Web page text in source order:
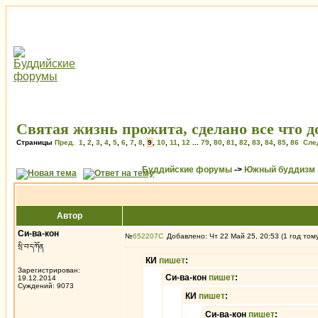
Святая жизнь прожита, сделано все что
Страницы Пред. 1 2 3 4 5 6 7 8 9 10 11 12 79 80 81 82 83 84 85 86
Буддийские форумы -> Южный буддизм
Автор
Си-ва-кон
སྲི་བ་དཀོན
Зарегистрирован:
19.12.2014
Суждений: 9073
№652207 Добавлено: Чт 22 Май 25, 20:53 (1 год
КИ пишет:
Си-ва-кон пишет:
КИ пишет:
Си-ва-кон пишет: